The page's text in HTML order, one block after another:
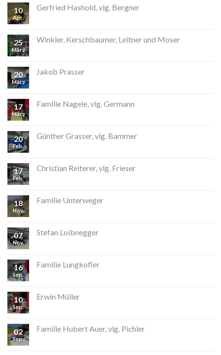
10
Apr.
Gerfried Hashold, vlg. Bergner
25
März
Winkler, Kerschbaumer, Leitner und Moser
20
März
Jakob Prasser
17
März
Familie Nagele, vlg. Germann
20
Feb.
Günther Grasser, vlg. Bammer
17
Feb.
Christian Reiterer, vlg. Frieser
18
Nov.
Familie Unterweger
07
Nov.
Stefan Loibnegger
16
Sep.
Familie Lungkofler
10
Sep.
Erwin Müller
02
Sep.
Familie Hubert Auer, vlg. Pichler